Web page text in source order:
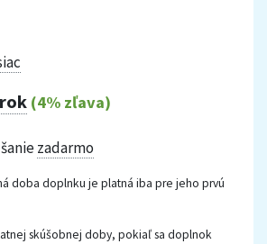
rok(4% zľava)
zadarmo
doba doplnku je platná iba pre jeho prvú
skúšobnej doby, pokiaľ sa doplnok